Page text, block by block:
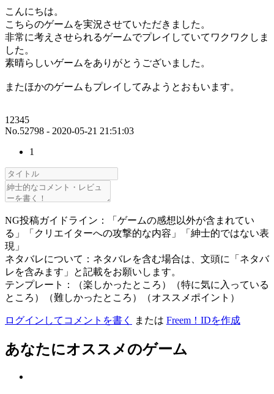
こんにちは。
こちらのゲームを実況させていただきました。
非常に考えさせられるゲームでプレイしていてワクワクしま
した。
素晴らしいゲームをありがとうございました。
またほかのゲームもプレイしてみようとおもいます。
12345
No.52798 - 2020-05-21 21:51:03
1
NG投稿ガイドライン：「ゲームの感想以外が含まれてい
る」「クリエイターへの攻撃的な内容」「紳士的ではない表
現」
ネタバレについて：ネタバレを含む場合は、文頭に「ネタバ
レを含みます」と記載をお願いします。
テンプレート：（楽しかったところ）（特に気に入っている
ところ）（難しかったところ）（オススメポイント）
ログインしてコメントを書く または Freem！IDを作成
あなたにオススメのゲーム